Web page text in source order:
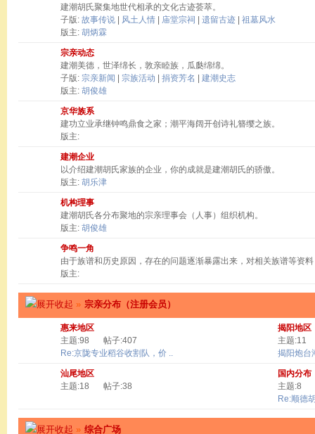
建潮胡氏聚集地世代相承的文化古迹荟萃。
子版: 故事传说 风土人情 庙堂宗祠 遗留古迹
祖墓风水
版主: 胡炳霖
宗亲动态
建潮美德，世泽绵长，敦亲睦族，瓜瓞绵绵。
子版: 宗亲新闻 宗族活动 捐资芳名
建潮史志
版主: 胡俊雄
京华族系
建功立业承继钟鸣鼎食之家；潮平海阔开创诗礼簪缨之族。
版主:
建潮企业
以介绍建潮胡氏家族的企业，你的成就是建潮胡氏的骄傲。
版主: 胡乐津
机构理事
建潮胡氏各分布聚地的宗亲理事会（人事）组织机构。
版主: 胡俊雄
争鸣一角
由于族谱和历史原因，存在的问题逐渐暴露出来，对相关族谱等资
版主:
» 宗亲分布（注册会员）
惠来地区
主题:98
帖子:407
Re:京陇专业稻谷收割队，价 ..
揭阳地区
主题:11
揭阳炮台
汕尾地区
主题:18
帖子:38
国内分布
主题:8
Re:顺德
» 综合广场